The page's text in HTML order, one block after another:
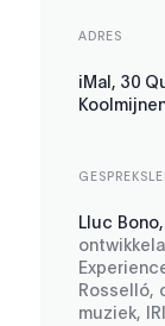
ADRES
iMal, 30
Lluc Bono
Rosselló,
muziek,